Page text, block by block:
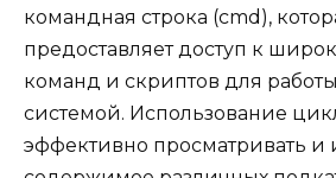
командная строка (cmd),
предоставляет доступ к
команд и скриптов для
системой. Использование
эффективно просматривать и